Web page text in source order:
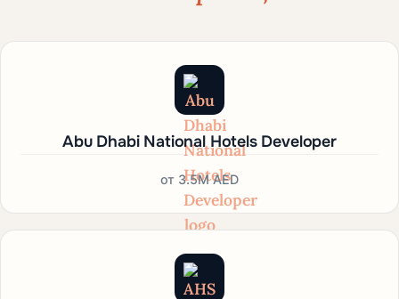
Abu Dhabi National Hotels Developer
от 3.5M AED